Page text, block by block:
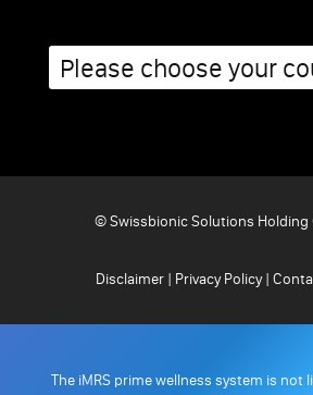
© Swissbionic Solutions Holding
Disclaimer | Privacy Policy|
The iMRS prime wellness system is not